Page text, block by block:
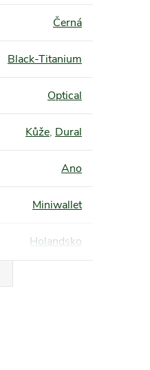
Černá
Black-Titanium
Optical
Kůže, Dural
Ano
Miniwallet
Holandsko